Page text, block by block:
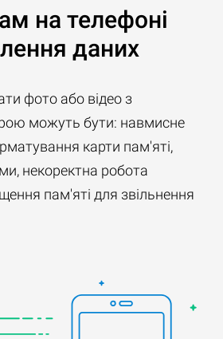
на телефоні
даних
фото або відео з
можуть бути: навмисне
карти пам'яті,
некоректна робота
пам'яті для звільнення